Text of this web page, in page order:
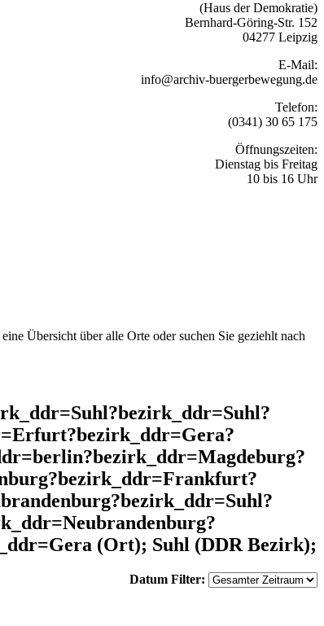
(Haus der Demokratie)
Bernhard-Göring-Str. 152
04277 Leipzig
E-Mail:
info@archiv-buergerbewegung.de
Telefon:
(0341) 30 65 175
Öffnungszeiten:
Dienstag bis Freitag
10 bis 16 Uhr
Übersicht über alle Orte oder suchen Sie geziehlt nach
(Ort); Suhl (DDR Bezirk);
Datum Filter: